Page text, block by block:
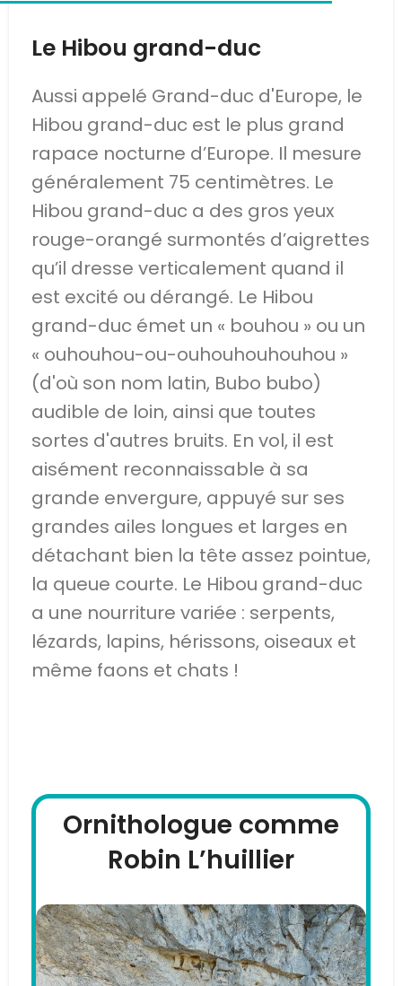
Le Hibou grand-duc
Aussi appelé Grand-duc d'Europe, le
Hibou grand-duc est le plus grand
rapace nocturne d’Europe. Il mesure
généralement 75 centimètres. Le
Hibou grand-duc a des gros yeux
rouge-orangé surmontés d’aigrettes
qu’il dresse verticalement quand il
est excité ou dérangé. Le Hibou
grand-duc émet un « bouhou » ou un
« ouhouhou-ou-ouhouhouhouhou »
(d'où son nom latin, Bubo bubo)
audible de loin, ainsi que toutes
sortes d'autres bruits. En vol, il est
aisément reconnaissable à sa
grande envergure, appuyé sur ses
grandes ailes longues et larges en
détachant bien la tête assez pointue,
la queue courte. Le Hibou grand-duc
a une nourriture variée : serpents,
lézards, lapins, hérissons, oiseaux et
même faons et chats !
Ornithologue comme
Robin L’huillier